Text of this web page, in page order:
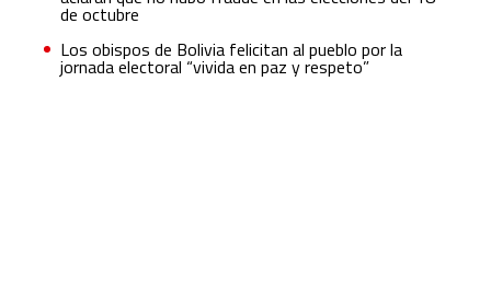
de octubre
Los obispos de Bolivia felicitan al pueblo por la
jornada electoral “vivida en paz y respeto”